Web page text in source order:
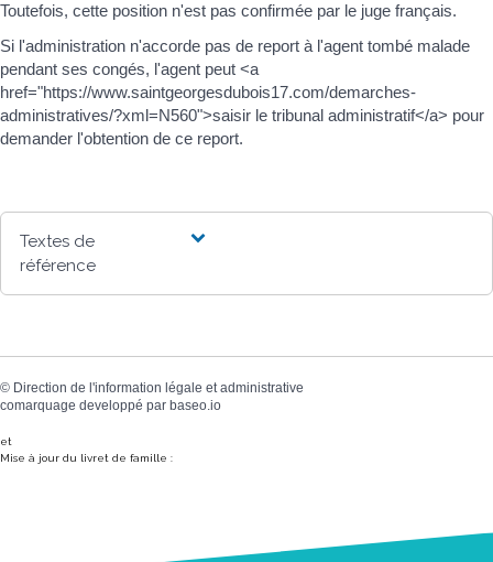
Toutefois, cette position n'est pas confirmée par le juge français.
Si l'administration n'accorde pas de report à l'agent tombé malade
pendant ses congés, l'agent peut <a
href="https://www.saintgeorgesdubois17.com/demarches-
administratives/?xml=N560">saisir le tribunal administratif</a> pour
demander l'obtention de ce report.
Textes de
référence
© Direction de l'information légale et administrative
comarquage developpé par baseo.io
et
Mise à jour du livret de famille :